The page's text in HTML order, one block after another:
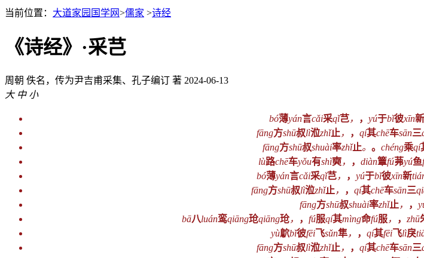
当前位置： 大道家园国学网>儒家 >诗经
《诗经》·采芑
周朝 佚名，传为尹吉甫采集、孔子编订 著 2024-06-13
大 中 小
bó薄yán言cǎi采qǐ芑， ， yú于bǐ彼xīn新
fāng方shū叔lì涖zhǐ止， ， qí其chē车sān三
fāng方shū叔shuài率zhǐ止。 。 chéng乘qí
lù路chē车yǒu有shì奭， ， diàn簟fú茀yú鱼
bó薄yán言cǎi采qǐ芑， ， yú于bǐ彼xīn新
fāng方shū叔lì涖zhǐ止， ， qí其chē车sān三
fāng方shū叔shuài率zhǐ止， ，
bā八luán鸾qiāng玱qiāng玱， ， fú服qí其mìng命fú服， ， zhū
yù鴥bǐ彼fēi飞sǔn隼， ， qí其fēi飞lì戾
fāng方shū叔lì涖zhǐ止， ， qí其chē车sān三